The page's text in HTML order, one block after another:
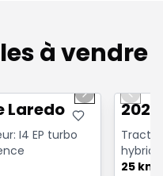
à vendre
Next slide
Laredo
I4 EP turbo
25 km